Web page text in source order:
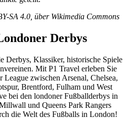
SA 4.0, über Wikimedia Commons
Derbys
Derbys, Klassiker, historische Spiele
Mit P1 Travel erleben Sie
League zwischen Arsenal, Chelsea,
Brentford, Fulham und West
bei den londoner Fußballderbys in
und Queens Park Rangers
die Welt des Fußballs in London!